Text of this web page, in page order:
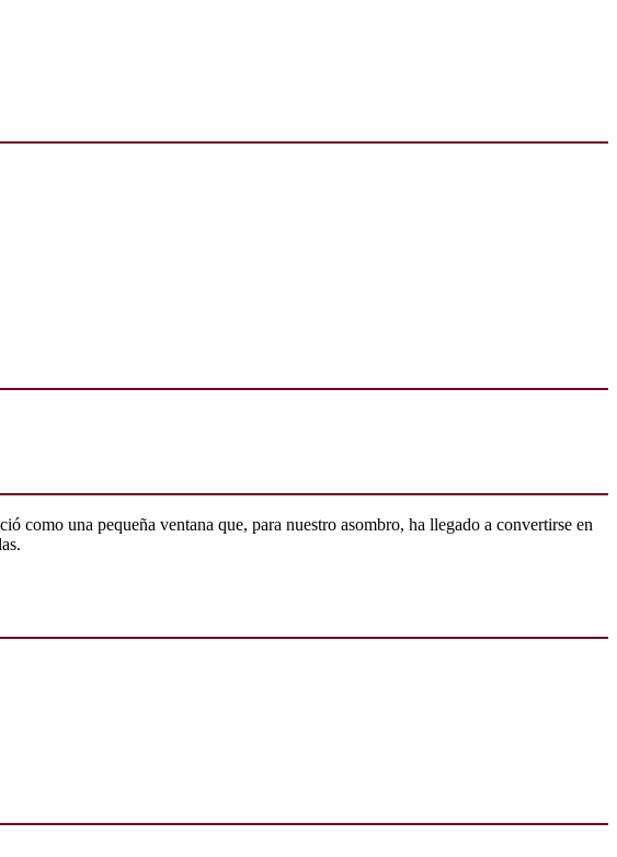
como una pequeña ventana que, para nuestro asombro, ha llegado a convertirse en